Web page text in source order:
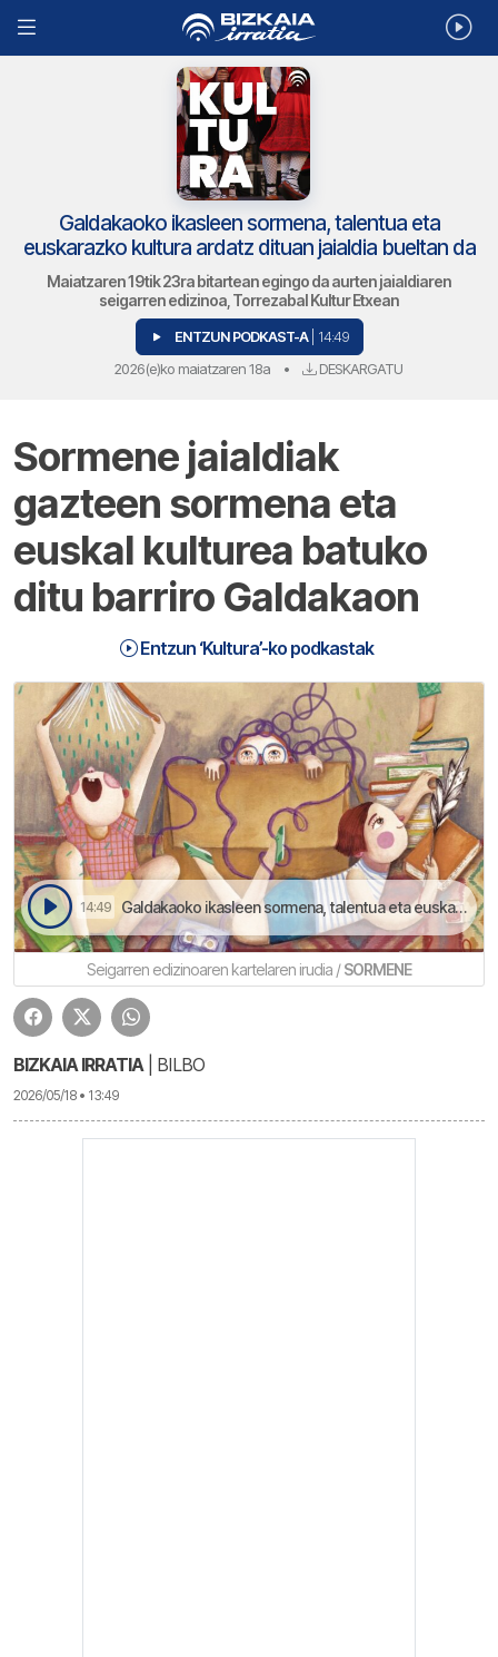
Galdakaoko ikasleen sormena, talentua eta
euskarazko kultura ardatz dituan jaialdia bueltan da
Maiatzaren 19tik 23ra bitartean egingo da aurten jaialdiaren
seigarren edizinoa, Torrezabal Kultur Etxean
ENTZUN PODKAST-A | 14:49
2026(e)ko maiatzaren 18a • DESKARGATU
Sormene jaialdiak
gazteen sormena eta
euskal kulturea batuko
ditu barriro Galdakaon
Entzun ‘Kultura’-ko podkastak
14:49 Galdakaoko ikasleen sormena, talentua eta euskarazko kultura ardatz dituan jaialdia bueltan da | Kultura
Seigarren edizinoaren kartelaren irudia /SORMENE
BIZKAIA IRRATIA | BILBO
2026/05/18 • 13:49